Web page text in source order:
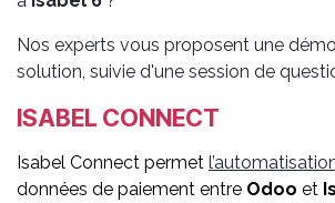
Nos experts vous proposent une
solution, suivie d'une session de
ISABEL CONNECT
Isabel Connect permet l
données de paiement entre Odoo et